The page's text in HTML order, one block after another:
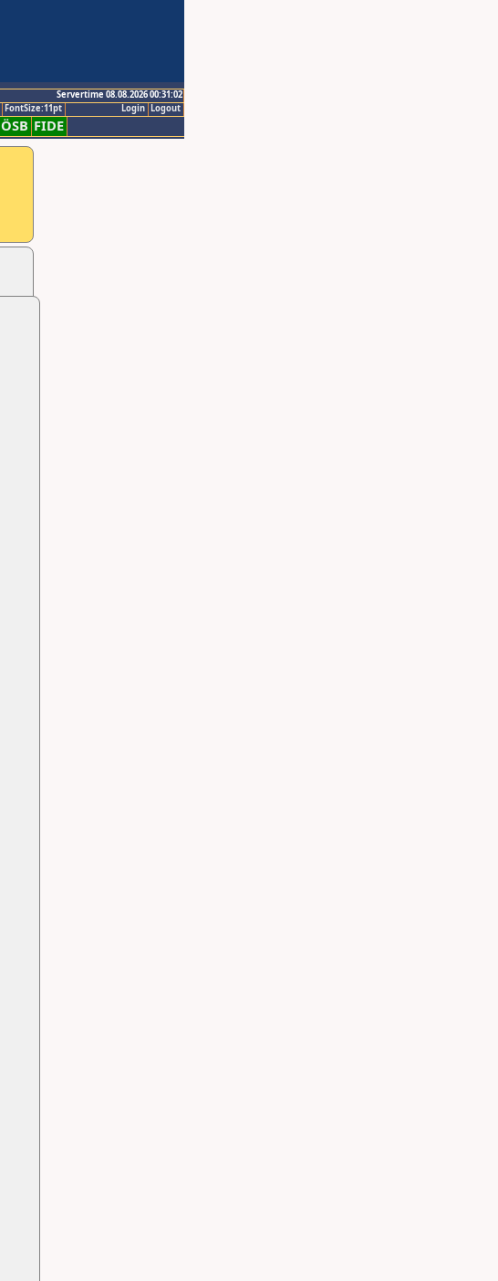
Servertime 08.08.2026 00:31:02
Logout
Login
FontSize:11pt
ÖSB FIDE